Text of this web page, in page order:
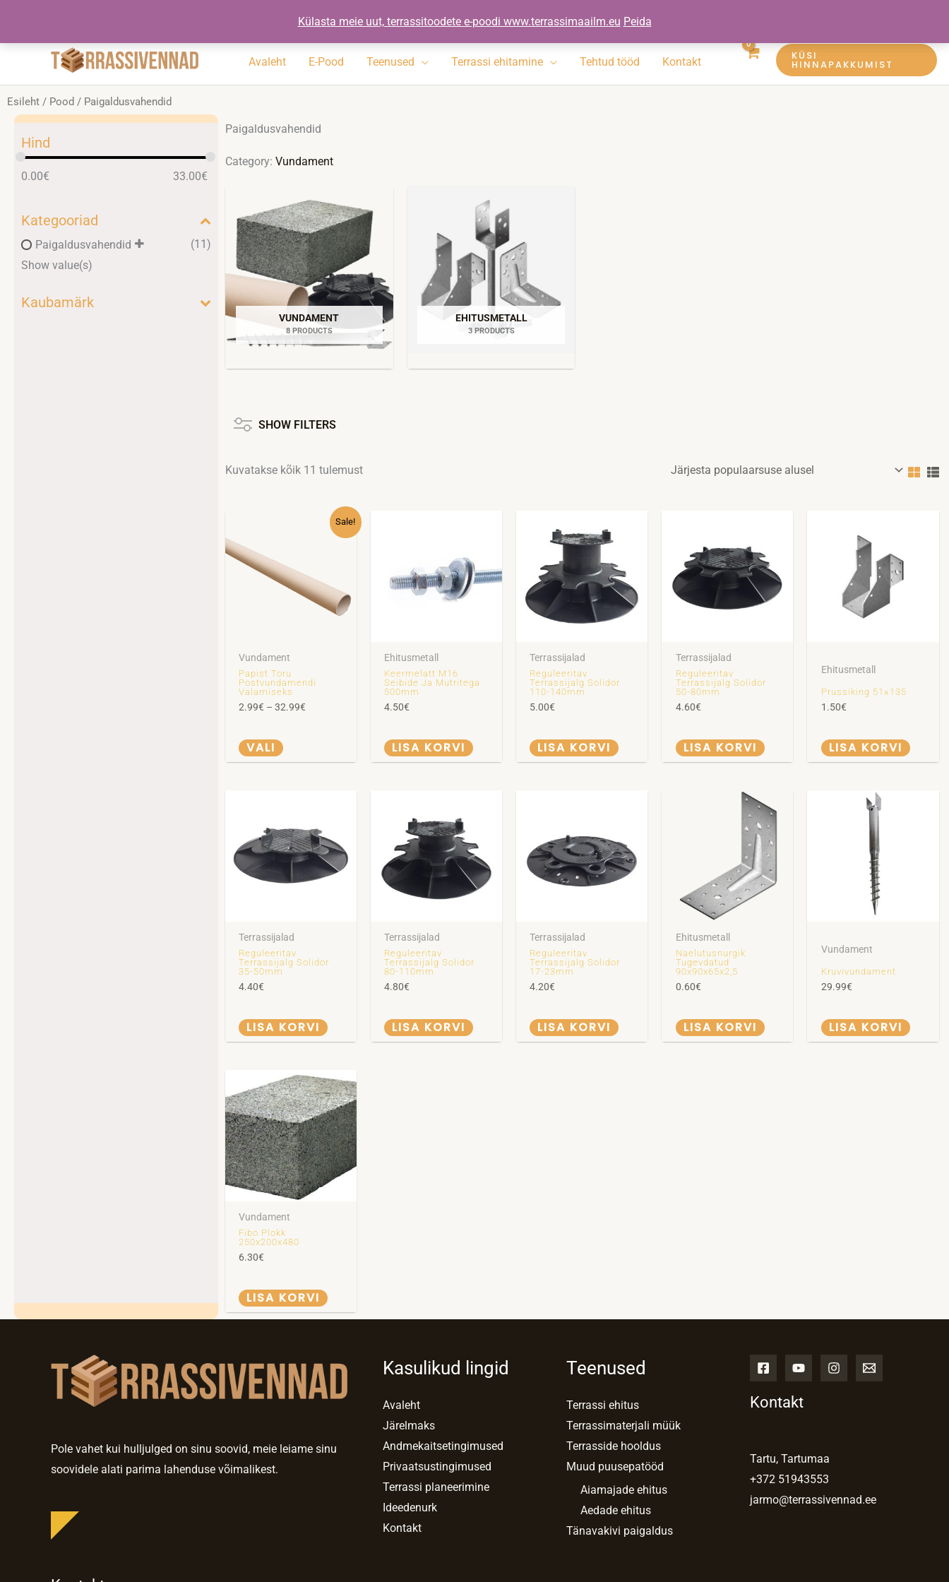
Külasta meie uut, terrassitoodete e-poodi www.terrassimaailm.eu Peida
Avaleht E-Pood Teenused Terrassi ehitamine Tehtud tööd Kontakt KÜSI
HINNAPAKKUMIST
Esileht / Pood / Paigaldusvahendid
Hind
0.00€ 33.00€
Kategooriad
Paigaldusvahendid
(11)
Show value(s)
Kaubamärk
Paigaldusvahendid
Category: Vundament
VUNDAMENT
8 PRODUCTS
EHITUSMETALL
3 PRODUCTS
SHOW FILTERS
Kuvatakse kõik 11 tulemust
Sale!
Vundament
Papist Toru
Postvundamendi
Valamiseks
2.99€ – 32.99€
Hinnavahemik:
2.99€
VALI
tootel
on
teha
tootelehel.
Ehitusmetall
Keermelatt M16
Seibide Ja Mutritega
500mm
4.50€
LISA KORVI
Terrassijalad
Reguleeritav
Terrassijalg Solidor
110-140mm
5.00€
LISA KORVI
Terrassijalad
Reguleeritav
Terrassijalg Solidor
50-80mm
4.60€
LISA KORVI
Ehitusmetall
Prussiking 51×135
1.50€
LISA KORVI
Terrassijalad
Reguleeritav
Terrassijalg Solidor
35-50mm
4.40€
LISA KORVI
Terrassijalad
Reguleeritav
Terrassijalg Solidor
80-110mm
4.80€
LISA KORVI
Terrassijalad
Reguleeritav
Terrassijalg Solidor
17-23mm
4.20€
LISA KORVI
Ehitusmetall
Naelutusnurgik
Tugevdatud
90x90x65x2,5
0.60€
LISA KORVI
Vundament
Kruvivundament
29.99€
LISA KORVI
Vundament
Fibo Plokk
250x200x480
6.30€
LISA KORVI
Pole vahet kui hulljulged on sinu soovid, meie leiame sinu
soovidele alati parima lahenduse võimalikest.
Kasulikud lingid
Avaleht
Järelmaks
Andmekaitsetingimused
Privaatsustingimused
Terrassi planeerimine
Ideedenurk
Kontakt
Teenused
Terrassi ehitus
Terrassimaterjali müük
Terrasside hooldus
Muud puusepatööd
Aiamajade ehitus
Aedade ehitus
Tänavakivi paigaldus
Kontakt
Tartu, Tartumaa
+372 51943553
jarmo@terrassivennad.ee